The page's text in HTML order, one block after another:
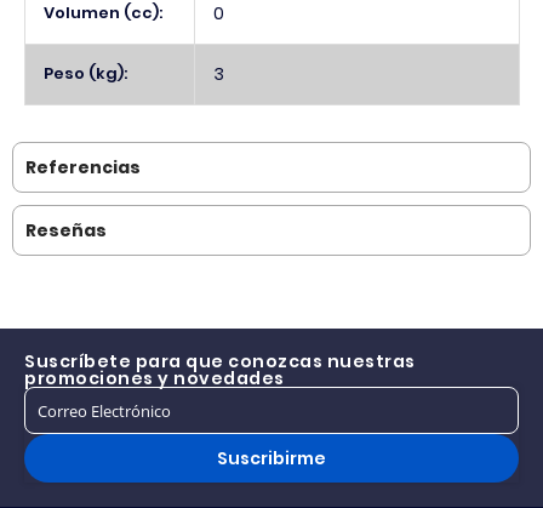
Volumen (cc): 0
Peso (kg): 3
Referencias
Reseñas
Suscríbete para que conozcas nuestras
promociones y novedades
Suscribirme